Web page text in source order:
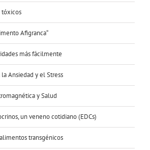
tóxicos
Afigranca“
más fácilmente
Ansiedad y el Stress
y Salud
un veneno cotidiano (EDCs)
transgénicos